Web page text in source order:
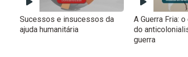
Sucessos e insucessos da
ajuda humanitária
A Guerra Fria:
do
guerra